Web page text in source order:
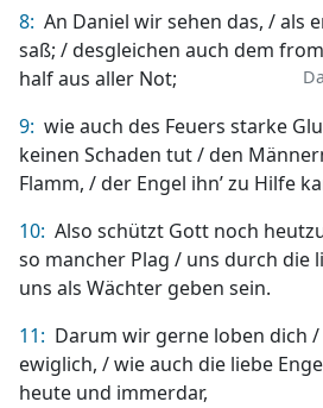
8: An Daniel wir sehen das, / als
saß; / desgleichen auch dem
half aus aller Not;
9: wie auch des Feuers starke
keinen Schaden tut / den
Flamm, / der Engel ihn’ zu Hilfe
10: Also schützt Gott noch
so mancher Plag / uns durch die
uns als Wächter geben sein.
11: Darum wir gerne loben dich
ewiglich, / wie auch die liebe
heute und immerdar,